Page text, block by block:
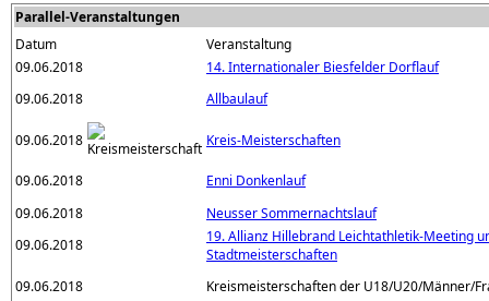
Parallel-Veranstaltungen
Datum
Veranstaltung
09.06.2018
14. Internationaler Biesfelder Dorflauf
09.06.2018
Allbaulauf
09.06.2018 Kreis-Meisterschaften
09.06.2018
Enni Donkenlauf
09.06.2018
Neusser Sommernachtslauf
09.06.2018
19. Allianz Hillebrand Leichtathletik-Meeting
Stadtmeisterschaften
09.06.2018
Kreismeisterschaften der U18/U20/Männer/